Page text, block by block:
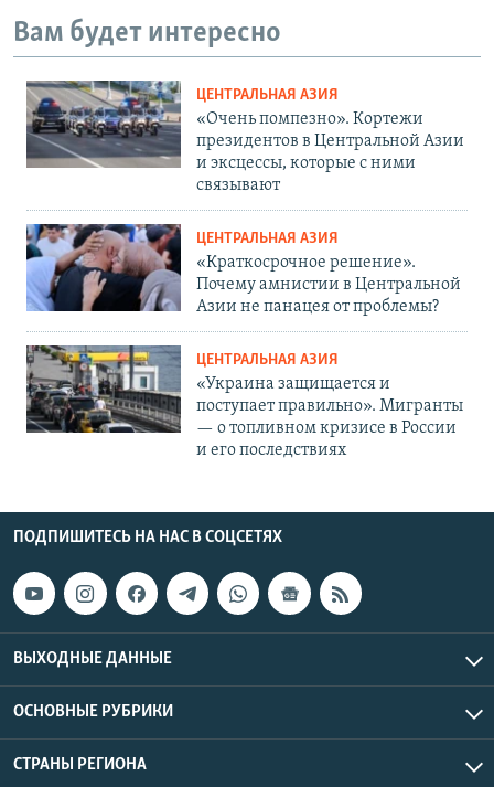
Вам будет интересно
ЦЕНТРАЛЬНАЯ АЗИЯ
«Очень помпезно». Кортежи
президентов в Центральной Азии
и эксцессы, которые с ними
связывают
ЦЕНТРАЛЬНАЯ АЗИЯ
«Краткосрочное решение».
Почему амнистии в Центральной
Азии не панацея от проблемы?
ЦЕНТРАЛЬНАЯ АЗИЯ
«Украина защищается и
поступает правильно». Мигранты
— о топливном кризисе в России
и его последствиях
ПОДПИШИТЕСЬ НА НАС В СОЦСЕТЯХ
ВЫХОДНЫЕ ДАННЫЕ
ОСНОВНЫЕ РУБРИКИ
СТРАНЫ РЕГИОНА